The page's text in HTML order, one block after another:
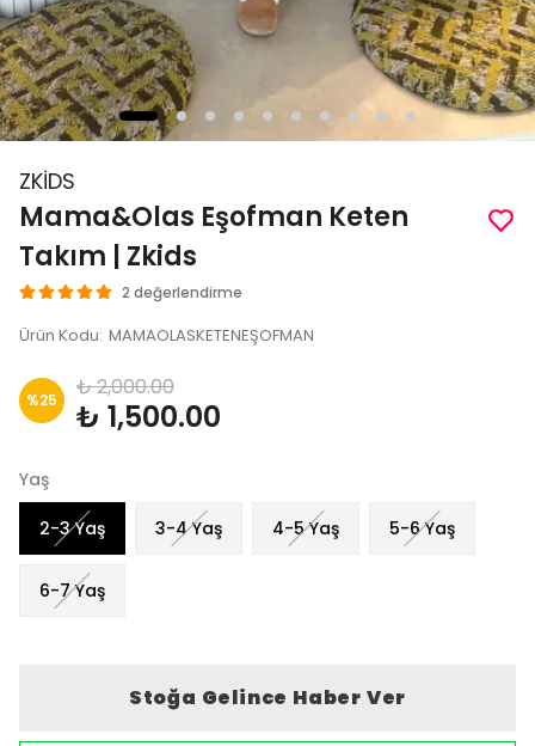
ZKİDS
Mama&Olas Eşofman Keten
Takım | Zkids
2 değerlendirme
Ürün Kodu: MAMAOLASKETENEŞOFMAN
%25 ₺ 2,000.00
₺ 1,500.00
Yaş
2-3 Yaş 3-4 Yaş 4-5 Yaş 5-6 Yaş
6-7 Yaş
Stoğa Gelince Haber Ver